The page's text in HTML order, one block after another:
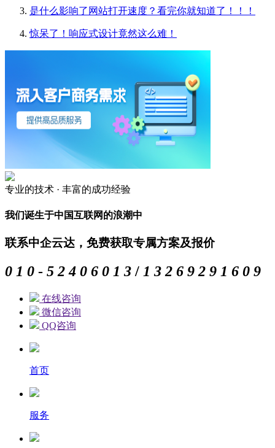
是什么影响了网站打开速度？看完你就知道了！！！
惊呆了！响应式设计竟然这么难！
专业的技术 · 丰富的成功经验
我们诞生于中国互联网的浪潮中
联系中企云达，免费获取专属方案及报价
0 1 0 - 5 2 4 0 6 0 1 3 / 1 3 2 6 9 2 9 1 6 0 9
在线咨询
微信咨询
QQ咨询
首页
服务